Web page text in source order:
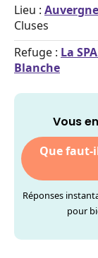
Lieu :
Cluses
Refuge : La
Blanche
Vous
Que faut-
Réponses
pour